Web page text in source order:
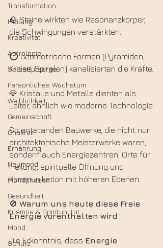
Transformation
Heilung
Kreativität
Astrologie
Selbstfürsorge
Persönliches Wachstum
Weiblichkeit
Gemeinschaft
Chakren
Ernährung
Neumond
Mondphasen
Gesundheit
Kosmos & Spiritualität
Mond
Schutz
🪨 Steine wirkten wie Resonanzkörper,
die Schwingungen verstärkten.
⭕ Geometrische Formen (Pyramiden,
Kreise, Spiralen) kanalisierten die Kräfte.
💎 Kristalle und Metalle dienten als
Leiter, ähnlich wie moderne Technologie.
So entstanden Bauwerke, die nicht nur
architektonische Meisterwerke waren,
sondern auch Energiezentren: Orte für
Heilung, spirituelle Öffnung und
Kommunikation mit höheren Ebenen.
🚫 Warum uns heute diese Freie
Energie vorenthalten wird
Die Erkenntnis, dass Energie